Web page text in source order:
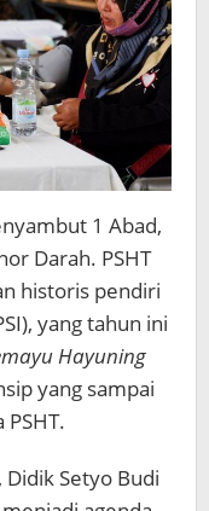
1 Abad,
Darah. PSHT
historis pendiri
yang tahun ini
Hayuning
yang sampai
, Didik Setyo Budi